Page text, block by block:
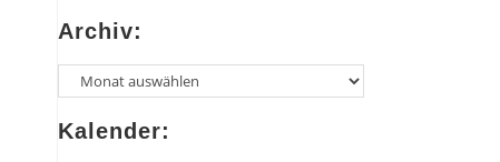
Archiv:
Kalender: